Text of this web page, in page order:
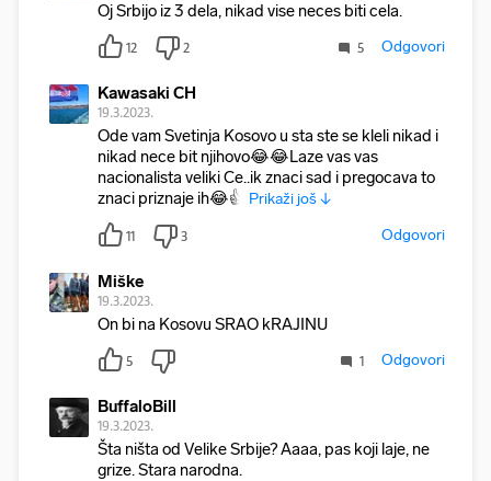
Oj Srbijo iz 3 dela, nikad vise neces biti cela.
12 2 5 Odgovori
Kawasaki CH
19.3.2023.
Ode vam Svetinja Kosovo u sta ste se kleli nikad i
nikad nece bit njihovo😂😂Laze vas vas
nacionalista veliki Ce..ik znaci sad i pregocava to
znaci priznaje ih😂👍 Prikaži još ↓
11 3 Odgovori
Miške
19.3.2023.
On bi na Kosovu SRAO kRAJINU
5 1 Odgovori
BuffaloBill
19.3.2023.
Šta ništa od Velike Srbije? Aaaa, pas koji laje, ne
grize. Stara narodna.